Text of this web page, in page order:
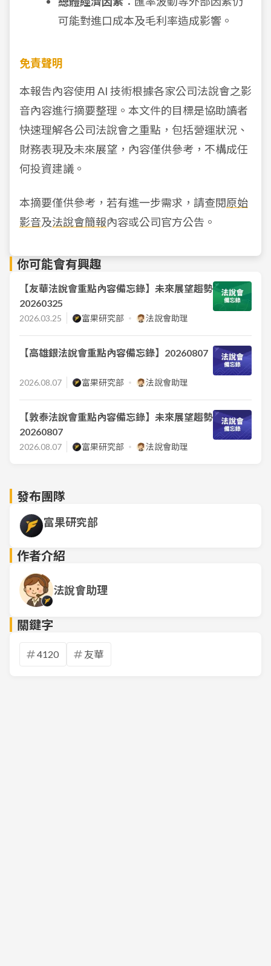
可能對進口成本及毛利率造成影響。
免責聲明
本報告內容使用 AI 技術根據各家公司法說會之影
音內容進行摘要整理。本文件的目標是協助讀者
快速理解各公司法說會之重點，包括營運狀況、
財務表現及未來展望，內容僅供參考，不構成任
何投資建議。
本摘要僅供參考，若有進一步需求，請查閱原始
影音及法說會簡報內容或公司官方公告。
你可能會有興趣
【友華法說會重點內容備忘錄】未來展望趨勢
20260325
2026.03.25 富果研究部 法說會助理
【高雄銀法說會重點內容備忘錄】20260807
2026.08.07 富果研究部 法說會助理
【敦泰法說會重點內容備忘錄】未來展望趨勢
20260807
2026.08.07 富果研究部 法說會助理
發布團隊
富果研究部
作者介紹
法說會助理
關鍵字
4120 友華